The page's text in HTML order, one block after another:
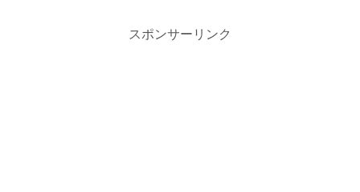
スポンサーリンク